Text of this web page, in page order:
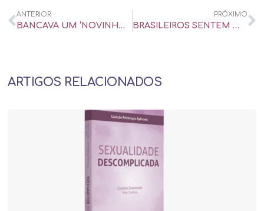
ANTERIOR
BANCAVA UM ‘NOVINHO’ NO SÉCULO 19: QUEM FOI A ‘SUGAR MOMMY’ DE TCHAIKOVSKY – UOL UNIVERSA
PRÓXIMO
BRASILEIROS SENTEM MAIS TESÃO NO VERÃO, DIZ PESQUISA – PARTICIPAÇÃO EM MATÉRIA NO ESTADO DE MINAS
ARTIGOS RELACIONADOS